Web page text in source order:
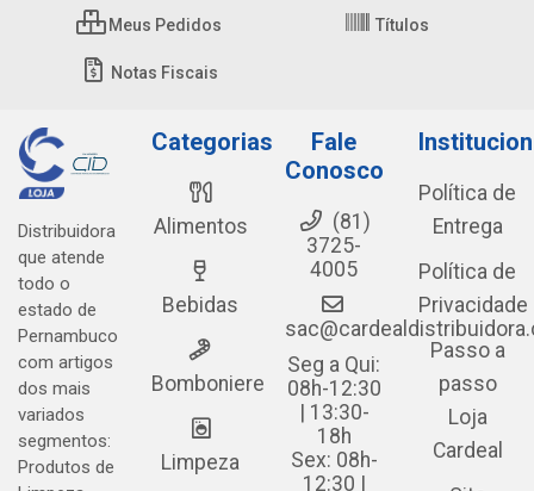
Meus Pedidos Títulos
Notas Fiscais
Distribuidora
que atende
todo o
estado de
Pernambuco
com artigos
dos mais
variados
segmentos:
Produtos de
Categorias
Alimentos
Bebidas
Bomboniere
Limpeza
Fale
Conosco
(81)
3725-
4005
Seg a Qui:
08h-12:30
| 13:30-
18h
Sex: 08h-
12:30 |
Política de
Entrega
Política de
Privacidade
Passo a
passo
Loja
Cardeal